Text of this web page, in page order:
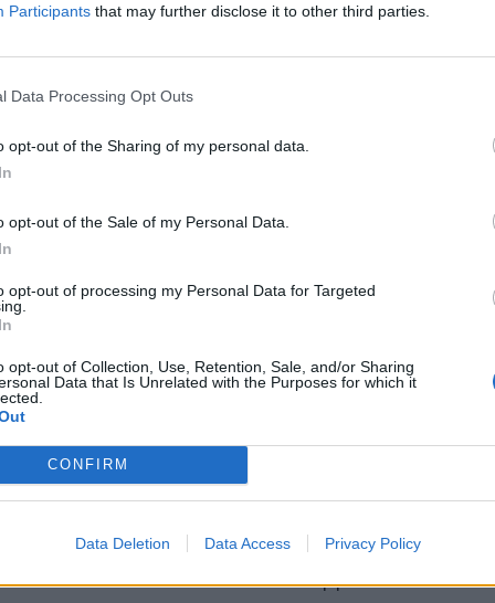
Participants that may further disclose it to other third parties.
Data Processing Opt Outs
opt-out of the Sharing of my personal data.
opt-out of the Sale of my Personal Data.
opt-out of processing my Personal Data for Targeted
opt-out of Collection, Use, Retention, Sale, and/or Sharing
Data that Is Unrelated with the Purposes for which it
CONFIRM
Data Deletion Data Access Privacy Policy
Balzo della Lega, il Pd
cola a picco: crollo a
meno di un mese dal voto
fare politica con Renzi e lui perde le
voci che si accavallano e le continue
particolare per quella sull’agenda
vogliamo parlare mi deve lasciar
Lei ha parlato tanto, lei dovrebbe fare
e io dovrei poterle rispondere. Sono
rispondere a delle domande, ma così
il modo in cui lei lo pone è chiaro”.
a smorzare i toni: “Siete troppo